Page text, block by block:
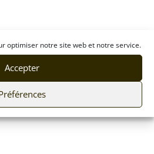
optimiser notre site web et notre service.
Accepter